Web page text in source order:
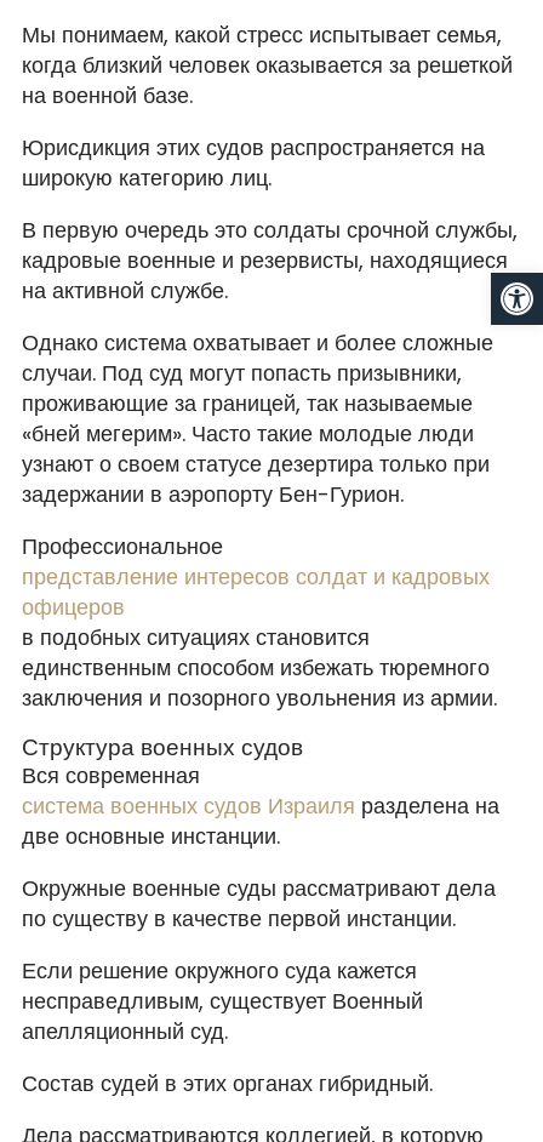
Мы понимаем, какой стресс испытывает семья,
когда близкий человек оказывается за решеткой
на военной базе.
Юрисдикция этих судов распространяется на
широкую категорию лиц.
В первую очередь это солдаты срочной службы,
кадровые военные и резервисты, находящиеся
на активной службе.
Однако система охватывает и более сложные
случаи. Под суд могут попасть призывники,
проживающие за границей, так называемые
«бней мегерим». Часто такие молодые люди
узнают о своем статусе дезертира только при
задержании в аэропорту Бен-Гурион.
Профессиональное
представление интересов солдат и кадровых
офицеров
в подобных ситуациях становится
единственным способом избежать тюремного
заключения и позорного увольнения из армии.
Структура военных судов
Вся современная
система военных судов Израиля разделена на
две основные инстанции.
Окружные военные суды рассматривают дела
по существу в качестве первой инстанции.
Если решение окружного суда кажется
несправедливым, существует Военный
апелляционный суд.
Состав судей в этих органах гибридный.
Дела рассматриваются коллегией, в которую